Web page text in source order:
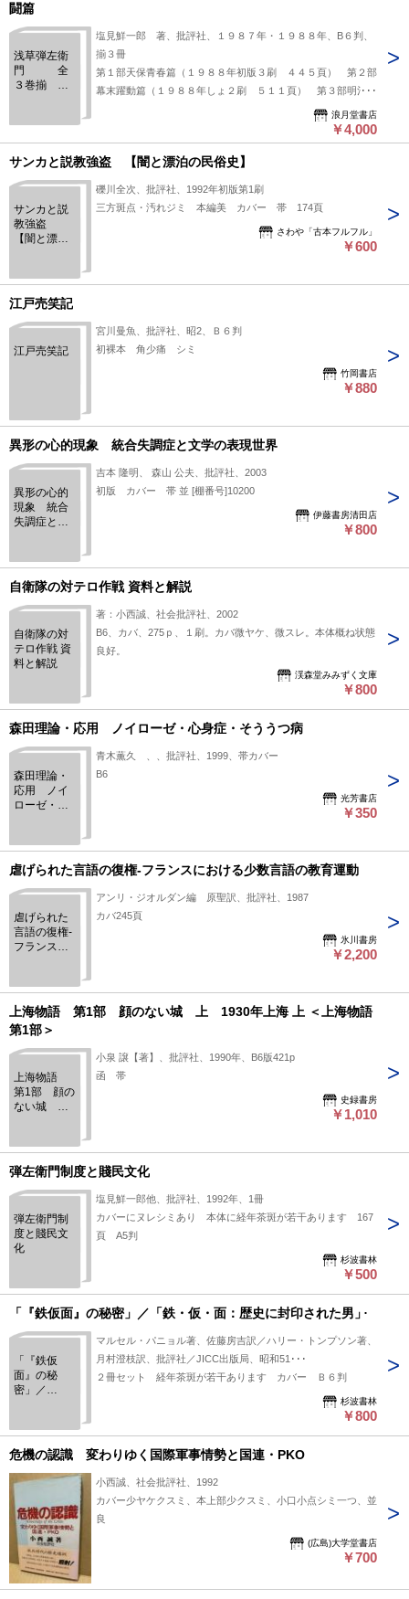
闘篇
浅草弾左衛
門 全
３巻揃 天
篇・明治苦
闘篇
塩見鮮一郎 著、批評社、１９８７年・１９８８年、B６判、
揃３冊
第１部天保青春篇（１９８８年初版３刷 ４４５頁） 第２部
幕末躍動篇（１９８８年しょ２刷 ５１１頁） 第３部明治苦
闘篇（１９８７年初版１刷 ５９３頁） 各巻函 帯 Ｂ６
浪月堂書店
￥4,000
サンカと説教強盗 【闇と漂泊の民俗史】
サンカと説
教強盗
【闇と漂泊
礫川全次、批評社、1992年初版第1刷
三方斑点・汚れジミ 本編美 カバー 帯 174頁
さわや「古本フルフル」
￥600
江戸売笑記
江戸売笑記
宮川曼魚、批評社、昭2、Ｂ６判
初裸本 角少痛 シミ
竹岡書店
￥880
異形の心的現象 統合失調症と文学の表現世界
異形の心的
現象 統合
失調症と文
吉本 隆明、 森山 公夫、批評社、2003
初版 カバー 帯 並 [棚番号]10200
伊藤書房清田店
￥800
自衛隊の対テロ作戦 資料と解説
自衛隊の対
テロ作戦 資
料と解説
著：小西誠、社会批評社、2002
B6、カバ、275ｐ、１刷。カバ微ヤケ、微スレ。本体概ね状態
良好。
渓森堂みみずく文庫
￥800
森田理論・応用 ノイローゼ・心身症・そううつ病
森田理論・
応用 ノイ
ローゼ・心
青木薫久 、、批評社、1999、帯カバー
B6
光芳書店
￥350
虐げられた言語の復権-フランスにおける少数言語の教育運動
虐げられた
言語の復権-
フランスに
運動
アンリ・ジオルダン編 原聖訳、批評社、1987
カバ245頁
氷川書房
￥2,200
上海物語 第1部 顔のない城 上 1930年上海 上 ＜上海物語
第1部＞
上海物語
第1部 顔の
ない城
海物語 第1
部＞
小泉 譲【著】、批評社、1990年、B6版421p
函 帯
史録書房
￥1,010
弾左衛門制度と賤民文化
弾左衛門制
度と賤民文
化
塩見鮮一郎他、批評社、1992年、1冊
カバーにヌレシミあり 本体に経年茶斑が若干あります 167
頁 A5判
杉波書林
￥500
「『鉄仮面』の秘密」／「鉄・仮・面：歴史に封印された男」
「『鉄仮
面』の秘
密」／
封印された
男」
マルセル・パニョル著、佐藤房吉訳／ハリー・トンプソン著、
月村澄枝訳、批評社／JICC出版局、昭和51･･･
２冊セット 経年茶斑が若干あります カバー Ｂ６判
杉波書林
￥800
危機の認識 変わりゆく国際軍事情勢と国連・PKO
小西誠、社会批評社、1992
カバー少ヤケクスミ、本上部少クスミ、小口小点シミ一つ、並
良
(広島)大学堂書店
￥700